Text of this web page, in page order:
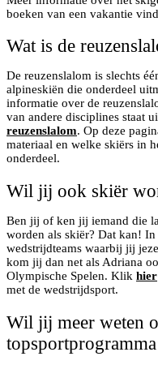
boeken van een vakantie
Wat is de
De reuzenslalom is slechts
alpineskiën die onderdeel
informatie over de
van andere disciplines staat
reuzenslalom. Op deze
materiaal en welke skiërs in
onderdeel.
Wil jij ook skiër
Ben jij of ken jij iemand die
worden als skiër? Dat kan!
wedstrijdteams waarbij jij
kom jij dan net als Adriana
Olympische Spelen. Klik hier
met de wedstrijdsport.
Wil jij meer weten